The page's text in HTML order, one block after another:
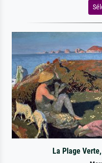
La Plage